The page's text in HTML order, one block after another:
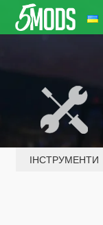
ІНСТРУМЕНТИ